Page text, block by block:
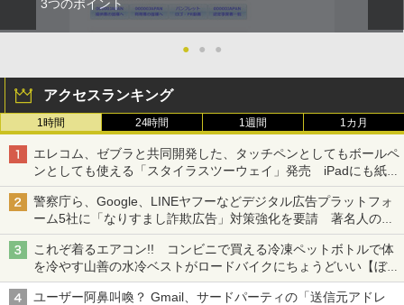
3つのポイント
● ● ●
アクセスランキング
1時間 24時間 1週間 1カ月
エレコム、ゼブラと共同開発した、タッチペンとしてもボールペ
ンとしても使える「スタイラスツーウェイ」発売 iPadにも紙に
も、持ち替えずに書き込める
警察庁ら、Google、LINEヤフーなどデジタル広告プラットフォ
ーム5社に「なりすまし詐欺広告」対策強化を要請 著名人の写
真や映像を使った投資詐欺などへの対策として
これぞ着るエアコン!! コンビニで買える冷凍ペットボトルで体
を冷やす山善の水冷ベストがロードバイクにちょうどいい【ぼっ
ち・ざ・ろーど！その14】【空いた時間でなにしてる？】
ユーザー阿鼻叫喚？ Gmail、サードパーティの「送信元アドレ